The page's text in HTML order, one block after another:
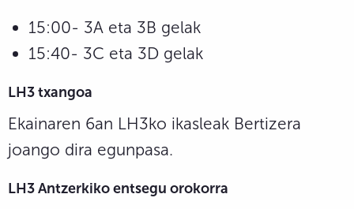
15:00- 3A eta 3B gelak
15:40- 3C eta 3D gelak
LH3 txangoa
Ekainaren 6an LH3ko ikasleak Bertizera
joango dira egunpasa.
LH3 Antzerkiko entsegu orokorra